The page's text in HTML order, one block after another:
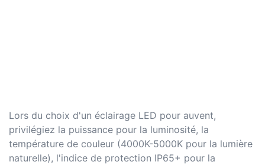
Lors du choix d'un éclairage LED pour auvent,
privilégiez la puissance pour la luminosité, la
température de couleur (4000K-5000K pour la lumière
naturelle), l'indice de protection IP65+ pour la